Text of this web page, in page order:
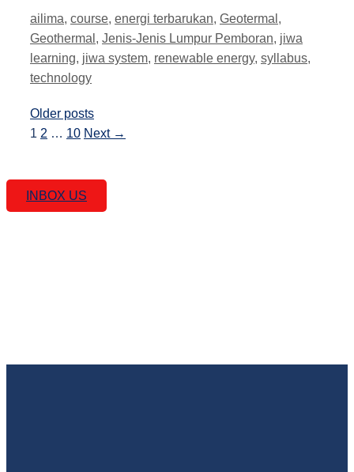
Tags
ailima, course, energi terbarukan, Geotermal ,
Geothermal , Jenis-Jenis Lumpur Pemboran, jiwa
learning, jiwa system, renewable energy, syllabus,
technology
Post
navigation
Older posts
Page
1 Page
2 … Page
10 Next →
INBOX US